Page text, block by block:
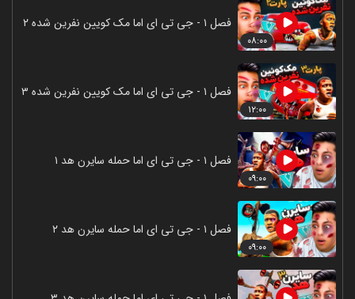
۰۸:۰۰
فصل ۱ - جی تی ای اما مک کویین نفرین شده ۲
۱۲:۰۰
فصل ۱ - جی تی ای اما مک کویین نفرین شده ۳
۰۹:۰۰
فصل ۱ - جی تی ای اما حمله سایرن هد ۱
۰۹:۰۰
فصل ۱ - جی تی ای اما حمله سایرن هد ۲